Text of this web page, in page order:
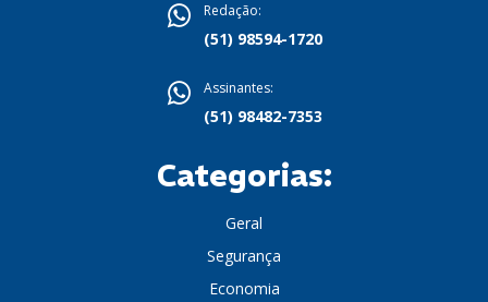
Redação:
(51) 98594-1720
Assinantes:
(51) 98482-7353
Categorias:
Geral
Segurança
Economia